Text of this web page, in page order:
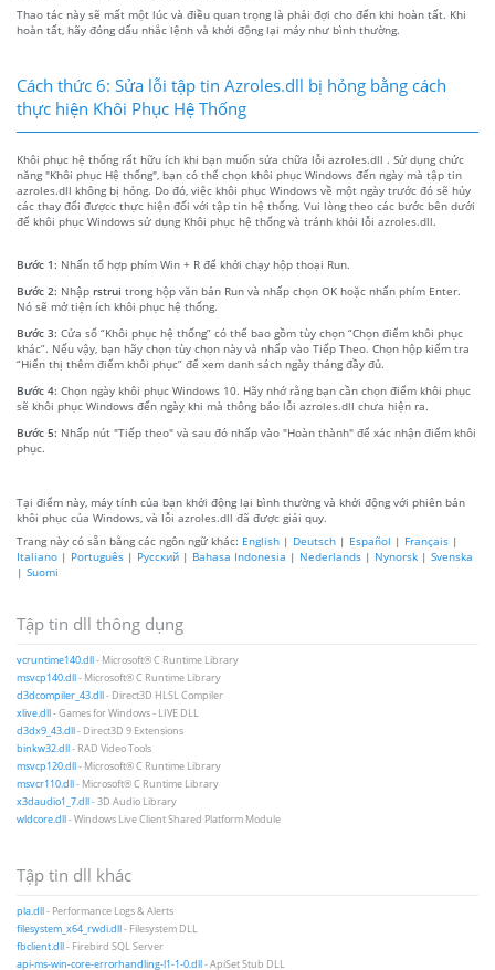
Thao tác này sẽ mất một lúc và điều quan trọng là phải đợi cho đến khi hoàn tất. Khi
hoàn tất, hãy đóng dấu nhắc lệnh và khởi động lại máy như bình thường.
Cách thức 6: Sửa lỗi tập tin Azroles.dll bị hỏng bằng cách
thực hiện Khôi Phục Hệ Thống
Khôi phục hệ thống rất hữu ích khi bạn muốn sửa chữa lỗi azroles.dll . Sử dụng chức
năng "Khôi phục Hệ thống", bạn có thể chọn khôi phục Windows đến ngày mà tập tin
azroles.dll không bị hỏng. Do đó, việc khôi phục Windows về một ngày trước đó sẽ hủy
các thay đổi đượcc thực hiện đối với tập tin hệ thống. Vui lòng theo các bước bên dưới
để khôi phục Windows sử dụng Khôi phục hệ thống và tránh khỏi lỗi azroles.dll.
Bước 1: Nhấn tổ hợp phím Win + R để khởi chạy hộp thoại Run.
Bước 2: Nhập rstrui trong hộp văn bản Run và nhấp chọn OK hoặc nhấn phím Enter.
Nó sẽ mở tiện ích khôi phục hệ thống.
Bước 3: Cửa sổ “Khôi phục hệ thống” có thể bao gồm tùy chọn “Chọn điểm khôi phục
khác”. Nếu vậy, bạn hãy chọn tùy chọn này và nhấp vào Tiếp Theo. Chọn hộp kiểm tra
“Hiển thị thêm điểm khôi phục” để xem danh sách ngày tháng đầy đủ.
Bước 4: Chọn ngày khôi phục Windows 10. Hãy nhớ rằng bạn cần chọn điểm khôi phục
sẽ khôi phục Windows đến ngày khi mà thông báo lỗi azroles.dll chưa hiện ra.
Bước 5: Nhấp nút "Tiếp theo" và sau đó nhấp vào "Hoàn thành" để xác nhận điểm khôi
phục.
Tại điểm này, máy tính của bạn khởi động lại bình thường và khởi động với phiên bản
khôi phục của Windows, và lỗi azroles.dll đã được giải quy.
Trang này có sẵn bằng các ngôn ngữ khác: English | Deutsch | Español | Français |
Italiano | Português | Русский | Bahasa Indonesia | Nederlands | Nynorsk | Svenska
| Suomi
Tập tin dll thông dụng
vcruntime140.dll- Microsoft® C Runtime Library
msvcp140.dll- Microsoft® C Runtime Library
d3dcompiler_43.dll- Direct3D HLSL Compiler
xlive.dll- Games for Windows - LIVE DLL
d3dx9_43.dll- Direct3D 9 Extensions
binkw32.dll- RAD Video Tools
msvcp120.dll- Microsoft® C Runtime Library
msvcr110.dll- Microsoft® C Runtime Library
x3daudio1_7.dll- 3D Audio Library
wldcore.dll- Windows Live Client Shared Platform Module
Tập tin dll khác
pla.dll- Performance Logs & Alerts
filesystem_x64_rwdi.dll- Filesystem DLL
fbclient.dll- Firebird SQL Server
api-ms-win-core-errorhandling-l1-1-0.dll- ApiSet Stub DLL